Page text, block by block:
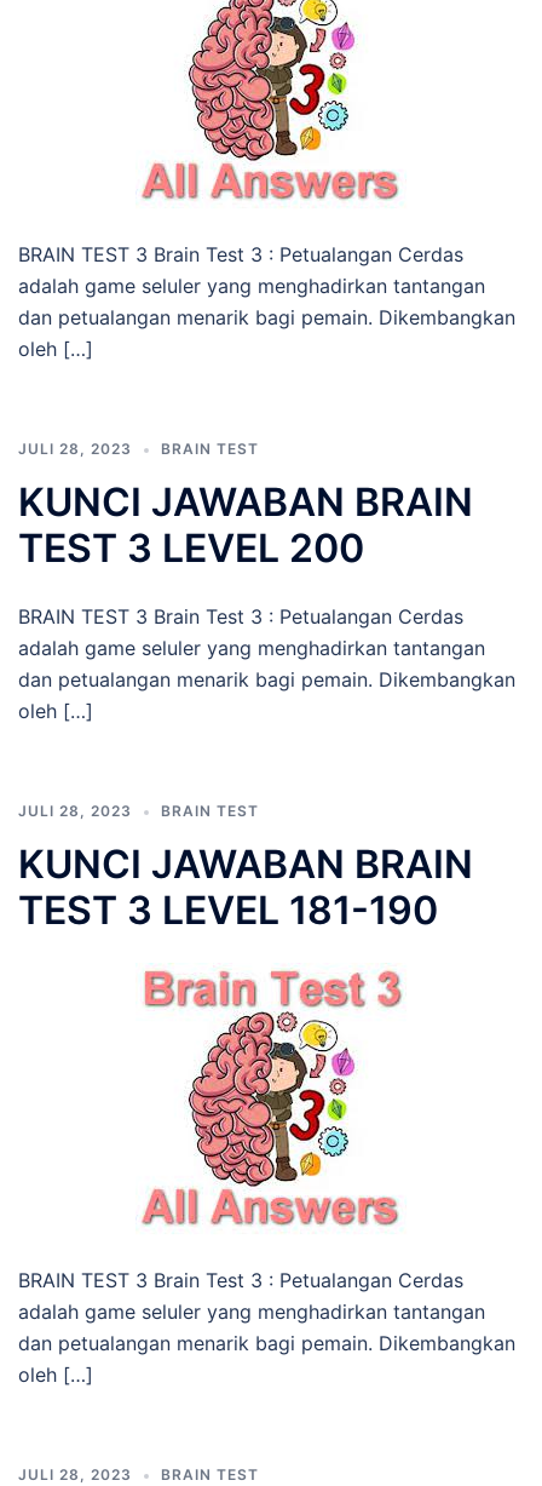
BRAIN TEST 3 Brain Test 3 : Petualangan Cerdas
adalah game seluler yang menghadirkan tantangan
dan petualangan menarik bagi pemain. Dikembangkan
oleh […]
JULI 28, 2023 BRAIN TEST
KUNCI JAWABAN BRAIN
TEST 3 LEVEL 200
BRAIN TEST 3 Brain Test 3 : Petualangan Cerdas
adalah game seluler yang menghadirkan tantangan
dan petualangan menarik bagi pemain. Dikembangkan
oleh […]
JULI 28, 2023 BRAIN TEST
KUNCI JAWABAN BRAIN
TEST 3 LEVEL 181-190
BRAIN TEST 3 Brain Test 3 : Petualangan Cerdas
adalah game seluler yang menghadirkan tantangan
dan petualangan menarik bagi pemain. Dikembangkan
oleh […]
JULI 28, 2023 BRAIN TEST